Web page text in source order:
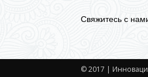
Свяжитесь с
© 2017 |